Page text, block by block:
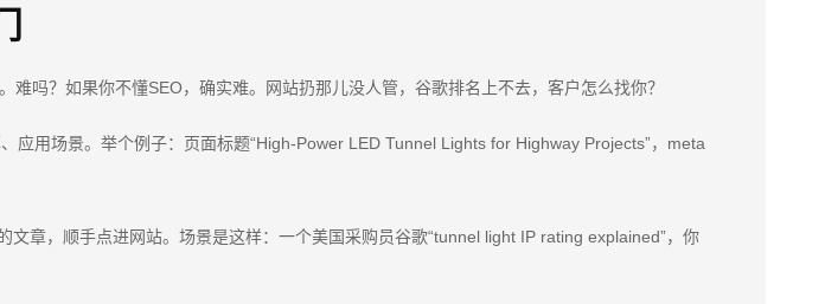
吗？如果你不懂SEO，确实难。网站扔那儿没人管，谷歌排名上不去，客户怎么找你？
用场景。举个例子：页面标题“High-Power LED Tunnel Lights for Highway Projects”，meta
章，顺手点进网站。场景是这样：一个美国采购员谷歌“tunnel light IP rating explained”，你